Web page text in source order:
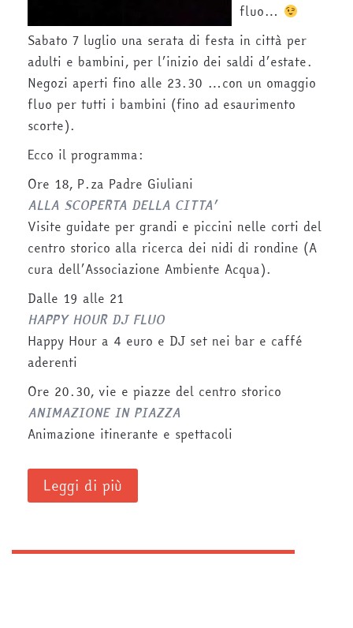
fluo…
Sabato 7 luglio una serata di festa in città per
adulti e bambini, per l’inizio dei saldi d’estate.
Negozi aperti fino alle 23.30 …con un omaggio
fluo per tutti i bambini (fino ad esaurimento
scorte).
Ecco il programma:
Ore 18, P.za Padre Giuliani
ALLA SCOPERTA DELLA CITTA’
Visite guidate per grandi e piccini nelle corti del
centro storico alla ricerca dei nidi di rondine (A
cura dell’Associazione Ambiente Acqua).
Dalle 19 alle 21
HAPPY HOUR DJ FLUO
Happy Hour a 4 euro e DJ set nei bar e caffé
aderenti
Ore 20.30, vie e piazze del centro storico
ANIMAZIONE IN PIAZZA
Animazione itinerante e spettacoli
Leggi di più